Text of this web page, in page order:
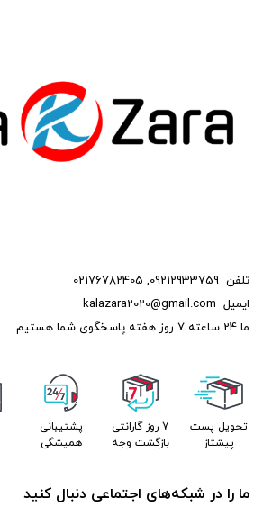
تلفن 09212933759
,
02176782405
ایمیل kalazara2020@gmail.com
ما 24 ساعته 7 روز هفته پاسخگوی شما هستیم.
تحویل پست
پیشتاز
7 روز گارانتی
بازگشت وجه
پشتیبانی
همیشگی
ما را در شبکه‌های اجتماعی دنبال کنید